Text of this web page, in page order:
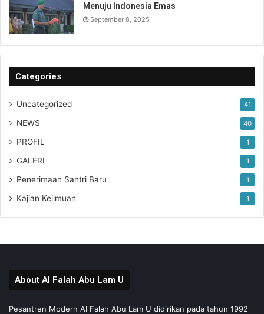
Menuju Indonesia Emas
September 8, 2025
Categories
Uncategorized 41
NEWS 40
PROFIL 1
GALERI 1
Penerimaan Santri Baru 1
Kajian Keilmuan 1
About Al Falah Abu Lam U
Pesantren Modern Al Falah Abu Lam U didirikan pada tahun 1992